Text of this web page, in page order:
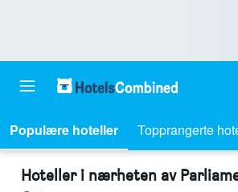
Populære hoteller Topprangerte
Hoteller i nærheten av